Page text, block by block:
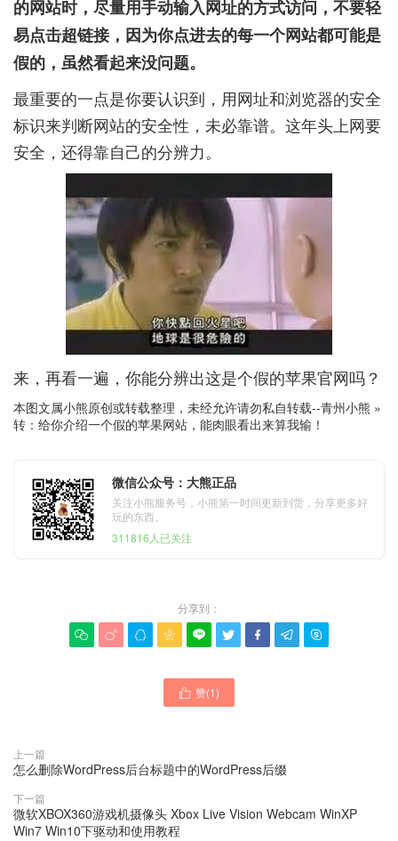
的网站时，尽量用手动输入网址的方式访问，不要轻
易点击超链接，因为你点进去的每一个网站都可能是
假的，虽然看起来没问题。
最重要的一点是你要认识到，用网址和浏览器的安全
标识来判断网站的安全性，未必靠谱。这年头上网要
安全，还得靠自己的分辨力。
来，再看一遍，你能分辨出这是个假的苹果官网吗？
本图文属小熊原创或转载整理，未经允许请勿私自转载--青州小熊 »
转：给你介绍一个假的苹果网站，能肉眼看出来算我输！
微信公众号：大熊正品
关注小熊服务号，小熊第一时间更新到货，分享更多好
玩的东西。
311816人已关注
分享到：
        
 赞(1)
上一篇
怎么删除WordPress后台标题中的WordPress后缀
下一篇
微软XBOX360游戏机摄像头 Xbox Live Vision Webcam WinXP
Win7 Win10下驱动和使用教程